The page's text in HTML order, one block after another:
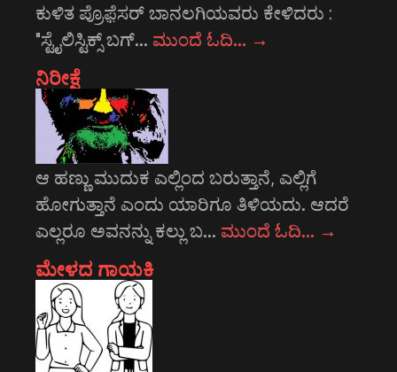
ಕುಳಿತ ಪ್ರೊಫ಼ೆಸರ್ ಬಾನಲಗಿಯವರು ಕೇಳಿದರು :
"ಸ್ಟೈಲಿಸ್ಟಿಕ್ಸ್ ಬಗ್… ಮುಂದೆ ಓದಿ… →
ನಿರೀಕ್ಷೆ
ಆ ಹಣ್ಣು ಮುದುಕ ಎಲ್ಲಿಂದ ಬರುತ್ತಾನೆ, ಎಲ್ಲಿಗೆ
ಹೋಗುತ್ತಾನೆ ಎಂದು ಯಾರಿಗೂ ತಿಳಿಯದು. ಆದರೆ
ಎಲ್ಲರೂ ಅವನನ್ನು ಕಲ್ಲು ಬ… ಮುಂದೆ ಓದಿ… →
ಮೇಳದ ಗಾಯಕಿ